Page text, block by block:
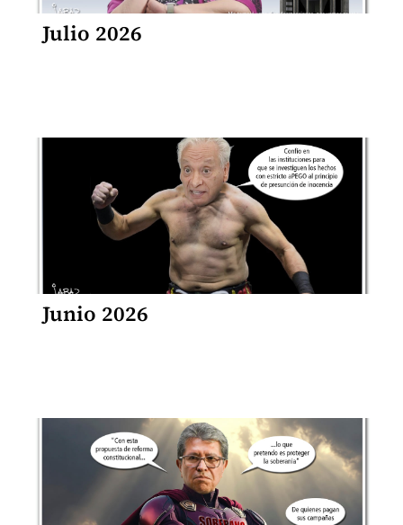
Julio 2026
Junio 2026